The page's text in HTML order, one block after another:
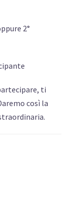
2°
ti
così la